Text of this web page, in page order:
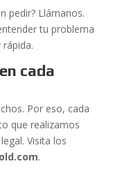
pedir? Llámanos.
tu problema
cada
Por eso, cada
que realizamos
Visita los
.